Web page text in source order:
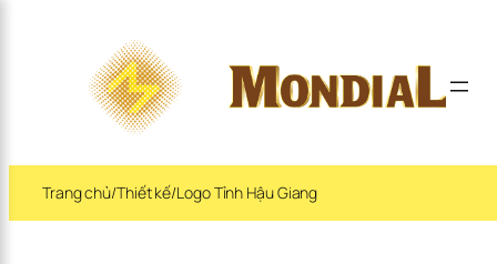
Trang chủ/Thiết kế/Logo Tỉnh Hậu Giang